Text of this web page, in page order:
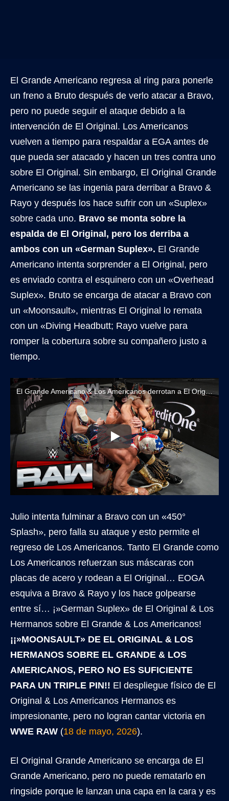
El Grande Americano regresa al ring para ponerle
un freno a Bruto después de verlo atacar a Bravo,
pero no puede seguir el ataque debido a la
intervención de El Original. Los Americanos
vuelven a tiempo para respaldar a EGA antes de
que pueda ser atacado y hacen un tres contra uno
sobre El Original. Sin embargo, El Original Grande
Americano se las ingenia para derribar a Bravo &
Rayo y después los hace sufrir con un «Suplex»
sobre cada uno. Bravo se monta sobre la
espalda de El Original, pero los derriba a
ambos con un «German Suplex». El Grande
Americano intenta sorprender a El Original, pero
es enviado contra el esquinero con un «Overhead
Suplex». Bruto se encarga de atacar a Bravo con
un «Moonsault», mientras El Original lo remata
con un «Diving Headbutt; Rayo vuelve para
romper la cobertura sobre su compañero justo a
tiempo.
El Grande Americano & Los Americanos derrotan a El Original Grande Americano & Los Americanos Hermanos en un Trios Tornado Tag Team Match
Julio intenta fulminar a Bravo con un «450°
Splash», pero falla su ataque y esto permite el
regreso de Los Americanos. Tanto El Grande como
Los Americanos refuerzan sus máscaras con
placas de acero y rodean a El Original… EOGA
esquiva a Bravo & Rayo y los hace golpearse
entre sí… ¡»German Suplex» de El Original & Los
Hermanos sobre El Grande & Los Americanos!
¡¡»MOONSAULT» DE EL ORIGINAL & LOS
HERMANOS SOBRE EL GRANDE & LOS
AMERICANOS, PERO NO ES SUFICIENTE
PARA UN TRIPLE PIN!! El despliegue físico de El
Original & Los Americanos Hermanos es
impresionante, pero no logran cantar victoria en
WWE RAW (18 de mayo, 2026).
El Original Grande Americano se encarga de El
Grande Americano, pero no puede rematarlo en
ringside porque le lanzan una capa en la cara y es